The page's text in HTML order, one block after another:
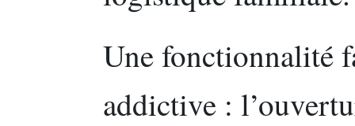
Une fonctionnalité
addictive :